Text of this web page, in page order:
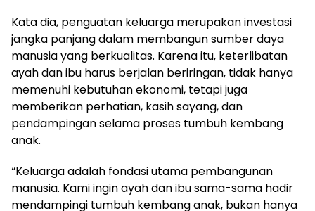
Kata dia, penguatan keluarga merupakan investasi
jangka panjang dalam membangun sumber daya
manusia yang berkualitas. Karena itu, keterlibatan
ayah dan ibu harus berjalan beriringan, tidak hanya
memenuhi kebutuhan ekonomi, tetapi juga
memberikan perhatian, kasih sayang, dan
pendampingan selama proses tumbuh kembang
anak.
“Keluarga adalah fondasi utama pembangunan
manusia. Kami ingin ayah dan ibu sama-sama hadir
mendampingi tumbuh kembang anak, bukan hanya